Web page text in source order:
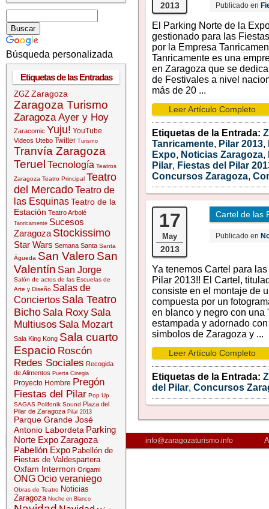
Búsqueda personalizada
Etiquetas de las Entradas
ZGZ Zaragoza
Zaragoza Turismo
Zaragoza Ayer y Hoy
Zaracomic Yuju! YouTube
Videos Utebo Twitter Turismo
Tranvía Zaragoza
Teruel Tecnología Teatros
Zaragoza Teatro Principal Teatro
del MercadoTeatro de
las EsquinasTeatro de la
Estación Teatro Arbolé
Tanricamente Sucesos
Zaragoza Stockissimo
Star Wars Semana Santa Santa
Águeda San Valero San
Valentín San Jorge
Salón de actos de las Escuelas de
Arte y Diseño Salas de
Conciertos Sala Teatro
Bicho Sala Roxy Sala
Multiusos Sala Mozart
Sala King Kong Sala cuarto
Espacio Roscón
Redes Sociales Recogida
de Alimentos Puerta Cinegia
Proyecto Hombre Pregón
Fiestas del Pilar Pop Up
SAGAS Polifonik Sound Plaza del
Pilar de Zaragoza Pilar 2013
Parque Grande José
Antonio Labordeta Parking
Norte Expo Zaragoza
Pabellón Expo Pabellón de
Fiestas de Valdespartera
Oxfam Intermon Origami
ONGOcio veraniego
Obras de Teatro Noticias
Zaragoza Noche en Blanco
2013 Publicado en
El Parking Norte de la
gestionado para las
por la Empresa
Tanricamente es una
en Zaragoza que se
de Festivales a nivel
más de 20 ...
Leer Artículo Completo
Etiquetas de la Entrada:
Tanricamente, Pilar 2013,
Expo, Noticias Zaragoza,
Pilar, Fiestas del Pilar
Concursos Zaragoza,
Cartel de las
17
May
2013
Publicado en
Ya tenemos Cartel para
Pilar 2013!! El Cartel,
consiste en el montaje de
compuesta por un
en blanco y negro con una
estampada y adornado
simbolos de Zaragoza y ...
Leer Artículo Completo
Etiquetas de la Entrada:
del Pilar, Concursos
info@zaragozaturismo.info